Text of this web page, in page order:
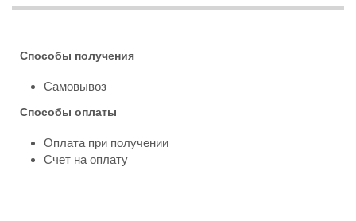
Способы получения
Самовывоз
Способы оплаты
Оплата при получении
Счет на оплату